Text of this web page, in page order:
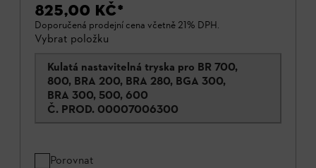
825,00 KČ*
Doporučená prodejní cena včetně 21% DPH.
Vybrat položku
Kulatá nastavitelná tryska pro BR 700,
800, BRA 200, BRA 280, BGA 300,
BRA 300, 500, 600
Č. PROD. 00007006300
Porovnat